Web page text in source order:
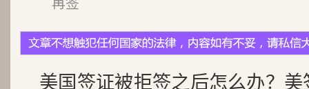
再签
美国签证被拒签之后怎么办？